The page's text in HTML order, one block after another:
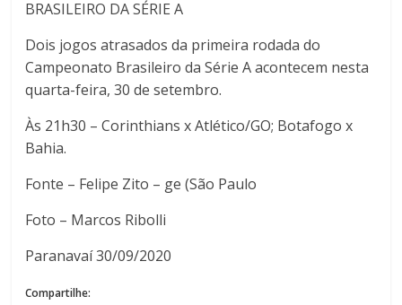
BRASILEIRO DA SÉRIE A
Dois jogos atrasados da primeira rodada do
Campeonato Brasileiro da Série A acontecem nesta
quarta-feira, 30 de setembro.
Às 21h30 – Corinthians x Atlético/GO; Botafogo x
Bahia.
Fonte – Felipe Zito – ge (São Paulo
Foto – Marcos Ribolli
Paranavaí 30/09/2020
Compartilhe: